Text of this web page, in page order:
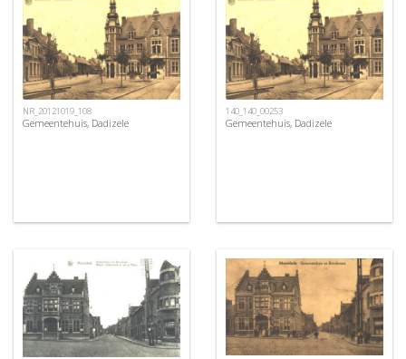
NR_20121019_108
Gemeentehuis, Dadizele
140_140_00253
Gemeentehuis, Dadizele